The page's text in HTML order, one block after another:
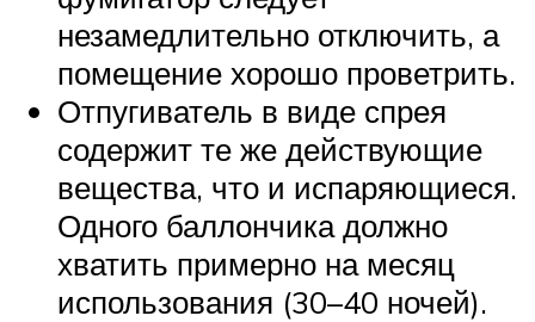
незамедлительно отключить, а
помещение хорошо проветрить.
Отпугиватель в виде спрея
содержит те же действующие
вещества, что и испаряющиеся.
Одного баллончика должно
хватить примерно на месяц
использования (30–40 ночей).